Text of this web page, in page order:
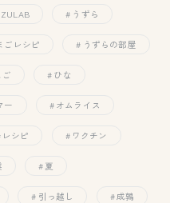
うずら
ごレシピ うずらの部屋
ご ひな
ー オムライス
レシピ ワクチン
夏
引っ越し 成鶉